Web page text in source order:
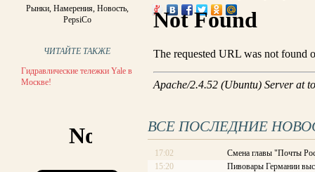
Рынки, Намерения, Новость,
PepsiCo
ЧИТАЙТЕ ТАКЖЕ
Гидравлические тележки Yale в
Москве!
ВСЕ ПОСЛЕДНИЕ
17:02
Смена главы "Почты
15:20
Пивовары Германии